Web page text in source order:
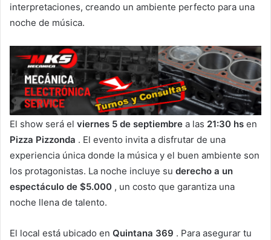
interpretaciones, creando un ambiente perfecto para una
noche de música.
El show será el viernes 5 de septiembre a las 21:30 hs en
Pizza Pizzonda . El evento invita a disfrutar de una
experiencia única donde la música y el buen ambiente son
los protagonistas. La noche incluye su derecho a un
espectáculo de $5.000 , un costo que garantiza una
noche llena de talento.
El local está ubicado en Quintana 369 . Para asegurar tu